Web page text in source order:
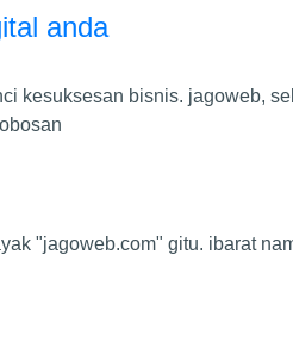
anda
kesuksesan bisnis. jagoweb,
"jagoweb.com" gitu. ibarat